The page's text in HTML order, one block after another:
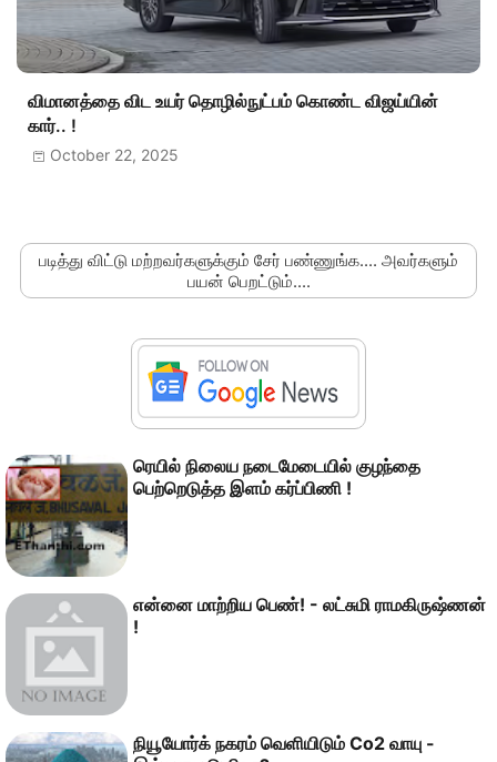
விமானத்தை விட உயர் தொழில்நுட்பம் கொண்ட விஜய்யின்
கார்.. !
October 22, 2025
படித்து விட்டு மற்றவர்களுக்கும் சேர் பண்ணுங்க.... அவர்களும்
பயன் பெறட்டும்....
ரெயில் நிலைய நடைமேடையில் குழந்தை
பெற்றெடுத்த இளம் கர்ப்பிணி !
என்னை மாற்றிய பெண்! - லட்சுமி ராமகிருஷ்ணன்
!
நியூயோர்க் நகரம் வெளியிடும் Co2 வாயு -